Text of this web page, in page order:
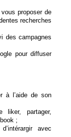
proposer de
recherches
des campagnes
pour diffuser
à l’aide de son
partager,
;
avec